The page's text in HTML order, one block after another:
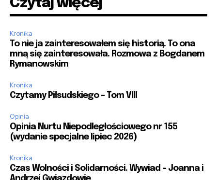
Czytaj więcej
Kronika
To nie ja zainteresowałem się historią. To ona
mną się zainteresowała. Rozmowa z Bogdanem
Rymanowskim
Kronika
Czytamy Piłsudskiego – Tom VIII
Opinia
Opinia Nurtu Niepodległościowego nr 155
(wydanie specjalne lipiec 2026)
Kronika
Czas Wolności i Solidarności. Wywiad – Joanna i